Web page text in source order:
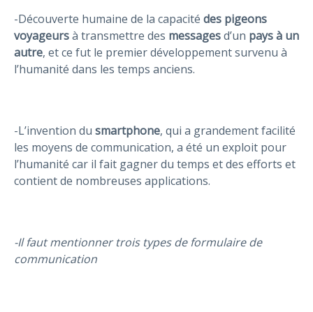
-Découverte humaine de la capacité des pigeons
voyageursà transmettre des messagesd’un pays à un
autre, et ce fut le premier développement survenu à
l’humanité dans les temps anciens.
-L’invention du smartphone, qui a grandement facilité
les moyens de communication, a été un exploit pour
l’humanité car il fait gagner du temps et des efforts et
contient de nombreuses applications.
-Il faut mentionner trois types de formulaire de
communication